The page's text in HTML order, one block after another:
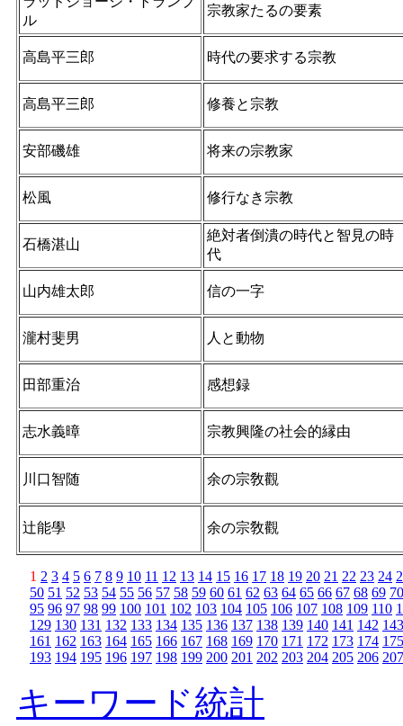
ル
宗教家たるの要素
高島平三郎 時代の要求する宗教
高島平三郎 修養と宗教
安部磯雄 将来の宗教家
松風 修行なき宗教
石橋湛山
絶対者倒潰の時代と智見の時
代
山内雄太郎 信の一字
瀧村斐男 人と動物
田部重治 感想録
志水義暲 宗教興隆の社会的縁由
川口智随 余の宗敎觀
辻能學 余の宗敎觀
1 2 3 4 5 6 7 8 9 10 11 12 13 14 15 16 17 18 19 20 21 22 23 24
50 51 52 53 54 55 56 57 58 59 60 61 62 63 64 65 66 67 68 69 70
95 96 97 98 99 100 101 102 103 104 105 106 107 108 109 110
129 130 131 132 133 134 135 136 137 138 139 140 141 142 143
161 162 163 164 165 166 167 168 169 170 171 172 173 174 175
193 194 195 196 197 198 199 200 201 202 203 204 205 206 207
キーワード統計